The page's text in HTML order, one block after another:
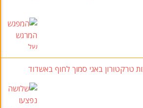
טרקטורון באגי סמוך לחוף באשדוד